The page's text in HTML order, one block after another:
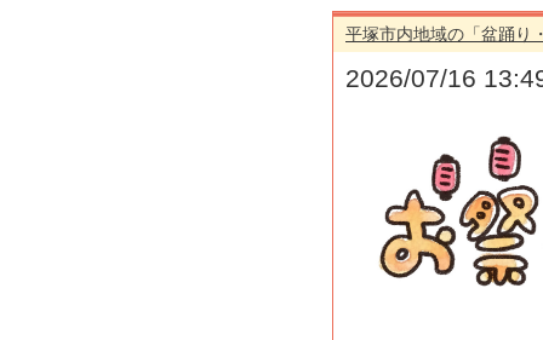
平塚市内地域の「盆踊り
2026/07/16